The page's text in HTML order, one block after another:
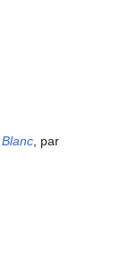
, par